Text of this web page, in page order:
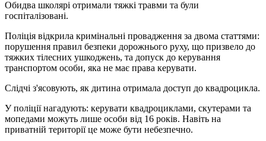
Обидва школярі отримали тяжкі травми та були
госпіталізовані.
Поліція відкрила кримінальні провадження за двома статтями:
порушення правил безпеки дорожнього руху, що призвело до
тяжких тілесних ушкоджень, та допуск до керування
транспортом особи, яка не має права керувати.
Слідчі з'ясовують, як дитина отримала доступ до квадроцикла.
У поліції нагадують: керувати квадроциклами, скутерами та
мопедами можуть лише особи від 16 років. Навіть на
приватній території це може бути небезпечно.